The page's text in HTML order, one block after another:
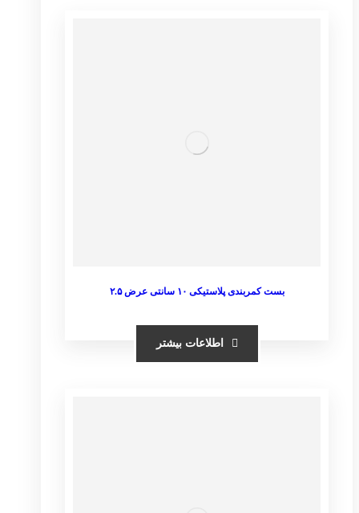
بست کمربندی پلاستیکی ۱۰ سانتی عرض ۲.۵
اطلاعات بیشتر